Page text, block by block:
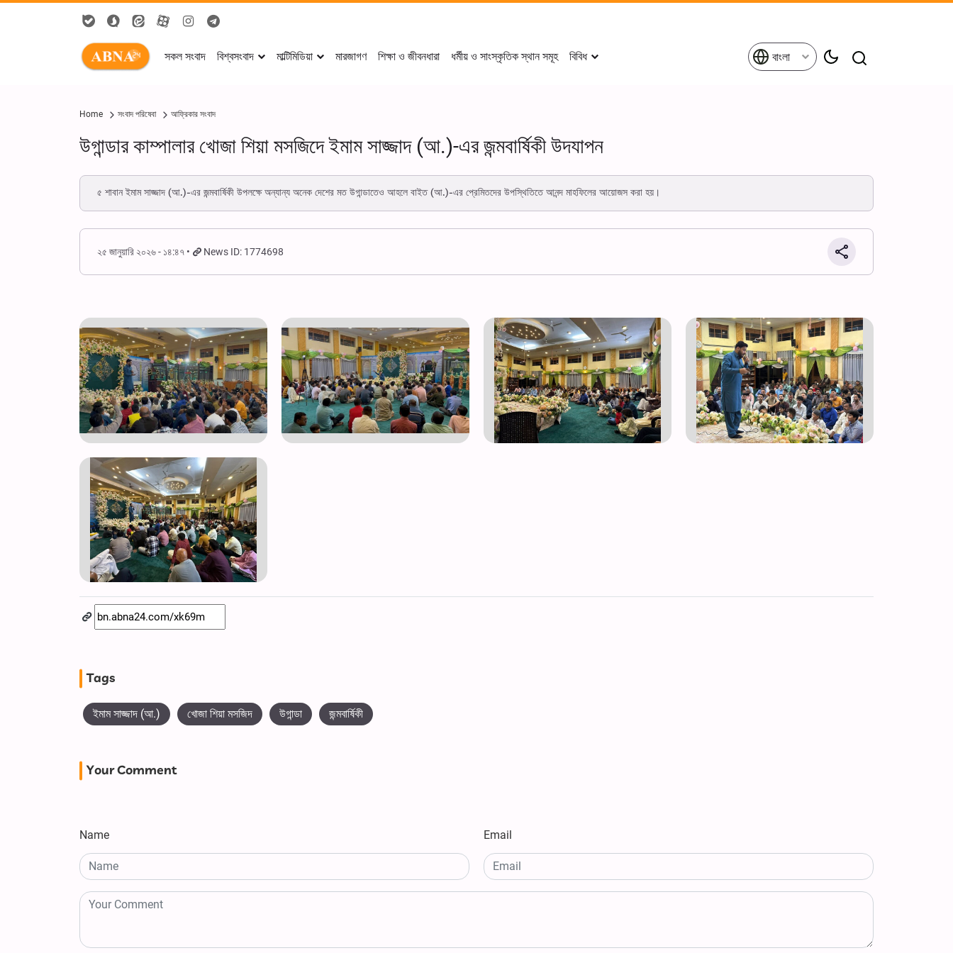
সকল সংবাদ বিশ্বসংবাদ মাল্টিমিডিয়া মারজাগণ শিক্ষা ও জীবনধারা ধর্মীয় ও সাংস্কৃতিক স্থান সমূহ বিবিধ বাংলা
Home সংবাদ পরিষেবা আফ্রিকার সংবাদ
উগান্ডার কাম্পালার খোজা শিয়া মসজিদে ইমাম সাজ্জাদ (আ.)-এর জন্মবার্ষিকী উদযাপন
৫ শাবান ইমাম সাজ্জাদ (আ.)-এর জন্মবার্ষিকী উপলক্ষে অন্যান্য অনেক দেশের মত উগান্ডাতেও আহলে বাইত (আ.)-এর প্রেমিতদের উপস্থিতিতে আনন্দ মাহফিলের আয়োজস করা হয়।
২৫ জানুয়ারি ২০২৬ - ১৪:৪৭ News ID: 1774698
Tags
ইমাম সাজ্জাদ (আ.) খোজা শিয়া মসজিদ উগান্ডা জন্মবার্ষিকী
Your Comment
Name Email